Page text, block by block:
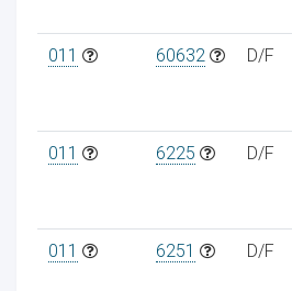
011 60632 D/F
011 6225 D/F
011 6251 D/F